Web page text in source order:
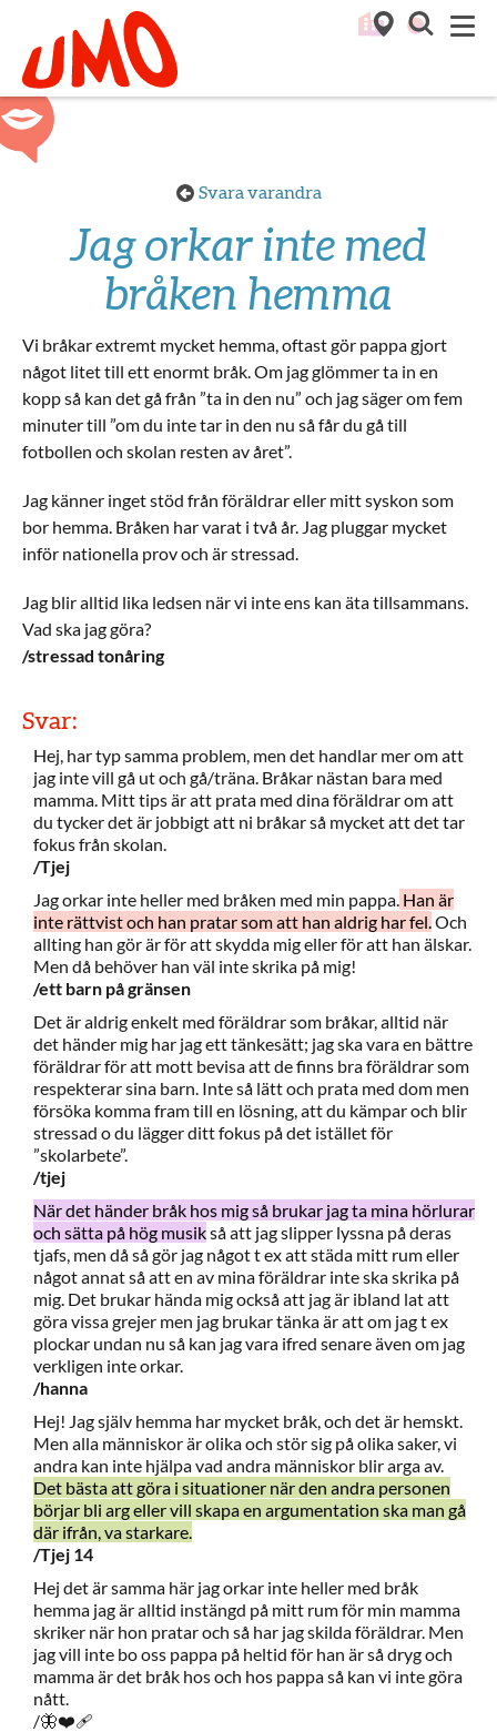
Till startsidan för Umo
Svara varandra
Jag orkar inte med
bråken hemma
Vi bråkar extremt mycket hemma, oftast gör pappa gjort
något litet till ett enormt bråk. Om jag glömmer ta in en
kopp så kan det gå från ”ta in den nu” och jag säger om fem
minuter till ”om du inte tar in den nu så får du gå till
fotbollen och skolan resten av året”.
Jag känner inget stöd från föräldrar eller mitt syskon som
bor hemma. Bråken har varat i två år. Jag pluggar mycket
inför nationella prov och är stressad.
Jag blir alltid lika ledsen när vi inte ens kan äta tillsammans.
Vad ska jag göra?
/stressad tonåring
Svar:
Hej, har typ samma problem, men det handlar mer om att
jag inte vill gå ut och gå/träna. Bråkar nästan bara med
mamma. Mitt tips är att prata med dina föräldrar om att
du tycker det är jobbigt att ni bråkar så mycket att det tar
fokus från skolan.
/Tjej
Jag orkar inte heller med bråken med min pappa. Han är
inte rättvist och han pratar som att han aldrig har fel.Och
allting han gör är för att skydda mig eller för att han älskar.
Men då behöver han väl inte skrika på mig!
/ett barn på gränsen
Det är aldrig enkelt med föräldrar som bråkar, alltid när
det händer mig har jag ett tänkesätt; jag ska vara en bättre
föräldrar för att mott bevisa att de finns bra föräldrar som
respekterar sina barn. Inte så lätt och prata med dom men
försöka komma fram till en lösning, att du kämpar och blir
stressad o du lägger ditt fokus på det istället för
”skolarbete”.
/tjej
När det händer bråk hos mig så brukar jag ta mina hörlurar
och sätta på hög musikså att jag slipper lyssna på deras
tjafs, men då så gör jag något t ex att städa mitt rum eller
något annat så att en av mina föräldrar inte ska skrika på
mig. Det brukar hända mig också att jag är ibland lat att
göra vissa grejer men jag brukar tänka är att om jag t ex
plockar undan nu så kan jag vara ifred senare även om jag
verkligen inte orkar.
/hanna
Hej! Jag själv hemma har mycket bråk, och det är hemskt.
Men alla människor är olika och stör sig på olika saker, vi
andra kan inte hjälpa vad andra människor blir arga av.
Det bästa att göra i situationer när den andra personen
börjar bli arg eller vill skapa en argumentation ska man gå
där ifrån, va starkare.
/Tjej 14
Hej det är samma här jag orkar inte heller med bråk
hemma jag är alltid instängd på mitt rum för min mamma
skriker när hon pratar och så har jag skilda föräldrar. Men
jag vill inte bo oss pappa på heltid för han är så dryg och
mamma är det bråk hos och hos pappa så kan vi inte göra
nått.
/🦋❤️‍🩹